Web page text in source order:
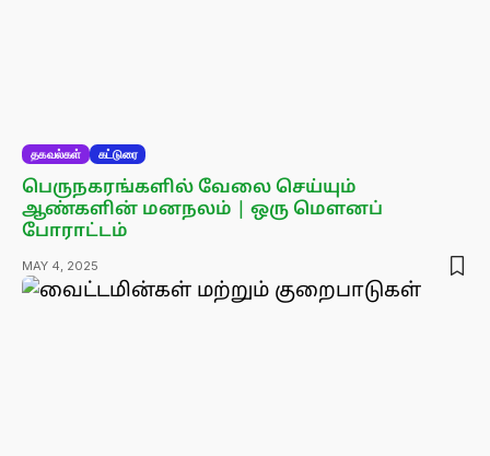
தகவல்கள் கட்டுரை
பெருநகரங்களில் வேலை செய்யும்
ஆண்களின் மனநலம் | ஒரு மௌனப்
போராட்டம்
MAY 4, 2025